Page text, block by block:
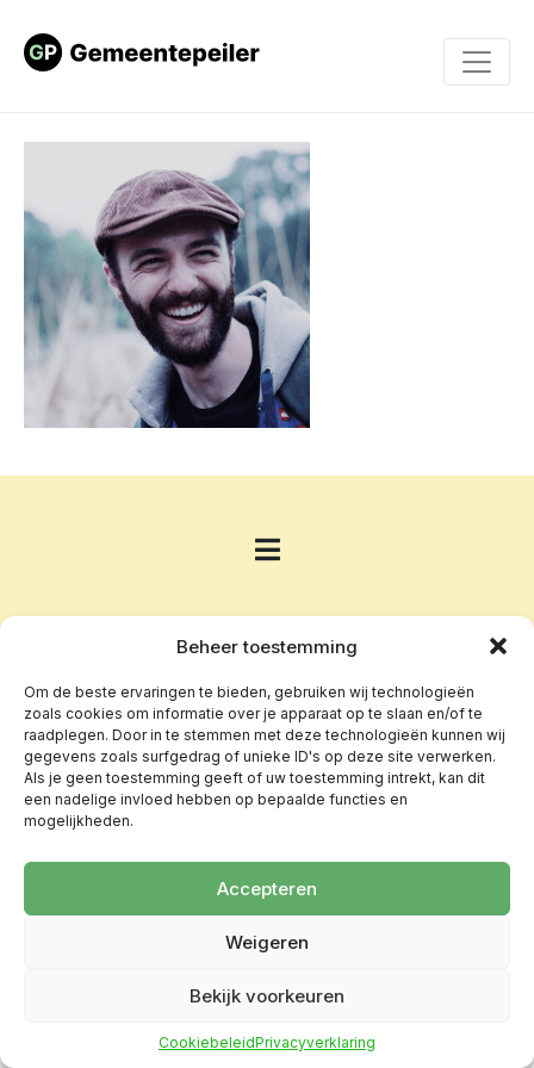
Beheer toestemming
Om de beste ervaringen te bieden, gebruiken wij technologieën
zoals cookies om informatie over je apparaat op te slaan en/of te
raadplegen. Door in te stemmen met deze technologieën kunnen wij
gegevens zoals surfgedrag of unieke ID's op deze site verwerken.
Als je geen toestemming geeft of uw toestemming intrekt, kan dit
een nadelige invloed hebben op bepaalde functies en
mogelijkheden.
Accepteren
Weigeren
Bekijk voorkeuren
CookiebeleidPrivacyverklaring